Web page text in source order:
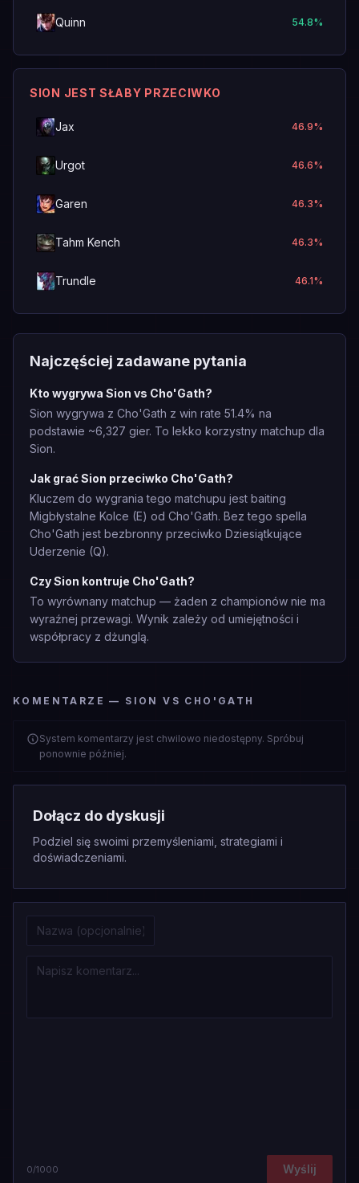
Quinn 54.8%
SION JEST SŁABY PRZECIWKO
Jax 46.9%
Urgot 46.6%
Garen 46.3%
Tahm Kench 46.3%
Trundle 46.1%
Najczęściej zadawane pytania
Kto wygrywa Sion vs Cho'Gath?
Sion wygrywa z Cho'Gath z win rate 51.4% na
podstawie ~6,327 gier. To lekko korzystny matchup dla
Sion.
Jak grać Sion przeciwko Cho'Gath?
Kluczem do wygrania tego matchupu jest baiting
Migbłystalne Kolce (E) od Cho'Gath. Bez tego spella
Cho'Gath jest bezbronny przeciwko Dziesiątkujące
Uderzenie (Q).
Czy Sion kontruje Cho'Gath?
To wyrównany matchup — żaden z championów nie ma
wyraźnej przewagi. Wynik zależy od umiejętności i
współpracy z dżunglą.
KOMENTARZE — SION VS CHO'GATH
System komentarzy jest chwilowo niedostępny. Spróbuj
ponownie później.
Dołącz do dyskusji
Podziel się swoimi przemyśleniami, strategiami i
doświadczeniami.
0/1000 Wyślij